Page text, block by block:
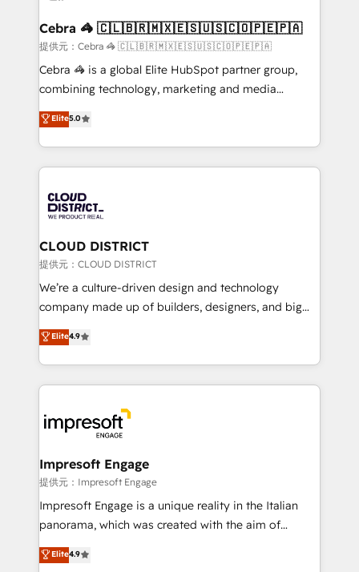
CS: 245% organic growth & +751% new visitors for a
full-funnel HubSpot project ✨ CS: 415% conversion
boost with a new HubSpot site Recognized leaders:
🏆 HubSpot Platform Migration Impact Award 🏆
Inbound Campaign of the Year 🏆 Gold AVA Digital
Award for Best Website 🌟 Accreditations: CRM
Cebra 🦓 🇨🇱🇧🇷🇲🇽🇪🇸🇺🇸🇨🇴🇵🇪🇵🇦
提供元：Cebra 🦓 🇨🇱🇧🇷🇲🇽🇪🇸🇺🇸🇨🇴🇵🇪🇵🇦
Cebra 🦓 is a global Elite HubSpot partner group,
combining technology, marketing and media
expertise across Latin America and Southern
Europe, with teams across 7 countries. Born in Chile,
we combine local insight with international reach to
help businesses grow through technology, creativity,
500+ HubSpot implementations, building end-to-
end solutions that integrate CRM, AI automation,
inbound and loop marketing, content, and digital
creativity. Our multicultural team works in Spanish,
Portuguese, and English to design scalable strategies
that drive measurable growth. 🌎 Highlights: • 10+
Platform Migration Excellence. • Top 3 Partner of the
Year LATAM 2022, 2023, 2024, 2025. • Partner of the
business with HubSpot? Let Cebra’s experts help
you grow faster, smarter, and with impact.
Elite5.0
CLOUD DISTRICT
提供元：CLOUD DISTRICT
We’re a culture-driven design and technology
company made up of builders, designers, and big
thinkers. We blend strategy, design, and
development—always fueled by curiosity—to turn
ideas, opportunities, and challenges into meaningful
experiences. To us, technology is more than just
and—most importantly—simple. That’s why we lean
into bold ideas and shape them into thoughtful
products and strategies that actually make a
difference.
Elite4.9
Impresoft Engage
提供元：Impresoft Engage
Impresoft Engage is a unique reality in the Italian
panorama, which was created with the aim of
putting Customer Experience at the center by
creating digital environments capable of integrating
Elite4.9